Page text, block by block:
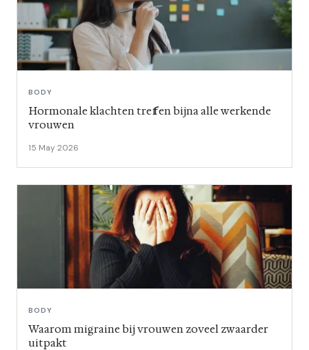
BODY
Hormonale klachten treffen bijna alle werkende
vrouwen
15 May 2026
BODY
Waarom migraine bij vrouwen zoveel zwaarder
uitpakt